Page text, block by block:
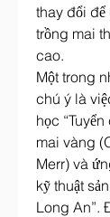
thay đổi
trồng mai
cao.
Một trong
chú ý là
học
mai vàng
Merr) và
kỹ thuật
Long An”.